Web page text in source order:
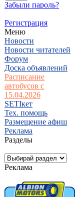
Забыли пароль?
Регистрация
Меню
Новости
Новости читателей
Форум
Доска объявлений
Расписание
автобусов с
15.04.2026
SETIкет
Тех. помощь
Размещение афиш
Реклама
Разделы
Реклама